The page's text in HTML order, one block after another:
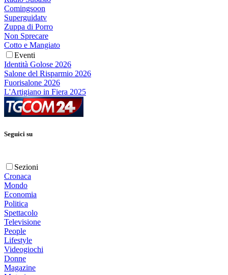
Comingsoon
Superguidatv
Zuppa di Porro
Non Sprecare
Cotto e Mangiato
Eventi
Identità Golose 2026
Salone del Risparmio 2026
Fuorisalone 2026
L'Artigiano in Fiera 2025
Seguici su
Sezioni
Cronaca
Mondo
Economia
Politica
Spettacolo
Televisione
People
Lifestyle
Videogiochi
Donne
Magazine